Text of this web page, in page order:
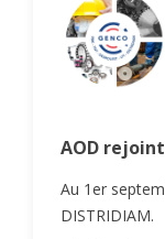
AOD
Au 1er
DISTRIDIAM.